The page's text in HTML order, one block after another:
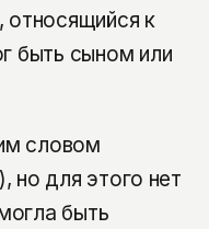
относящийся к
быть сыном или
словом
но для этого нет
быть